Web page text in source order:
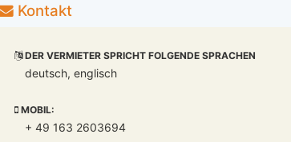
Kontakt
DER VERMIETER SPRICHT FOLGENDE SPRACHEN
deutsch, englisch
MOBIL:
+ 49 163 2603694